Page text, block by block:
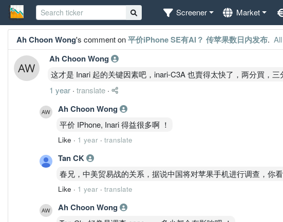
Screener Market
Ah Choon Wong's comment on平价iPhone SE有AI？ 传苹果数日内发布.
Ah Choon Wong
这才是 Inari 起的关键因素吧，inari-C3A 也賣得太快了，两分買，
1 year · translate ·
Ah Choon Wong
平价 IPhone, Inari 得益很多啊 ！
Like · 1 year · translate
Tan CK
春兄，中美贸易战的关系，据说中国将对苹果手机进行调查，你
Like · 1 year · translate
Ah Choon Wong